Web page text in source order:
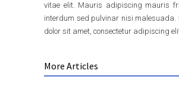
vitae elit. Mauris adipiscing mauris
interdum sed pulvinar nisi malesuada.
dolor sit amet, consectetur adipiscing
More Articles